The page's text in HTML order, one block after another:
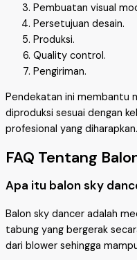
Pembuatan visual
Persetujuan desain.
Produksi.
Quality control.
Pengiriman.
Pendekatan ini membantu
diproduksi sesuai dengan
profesional yang diharapkan.
FAQ Tentang
Apa itu balon sky
Balon sky dancer adalah
tabung yang bergerak
dari blower sehingga